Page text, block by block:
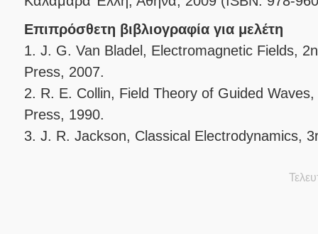
Επιπρόσθετη βιβλιογραφία για μελέτη
1. J. G. Van Bladel, Electromagnetic Fields,
2. R. E. Collin, Field Theory of Guided Waves,
3. J. R. Jackson, Classical Electrodynamics,